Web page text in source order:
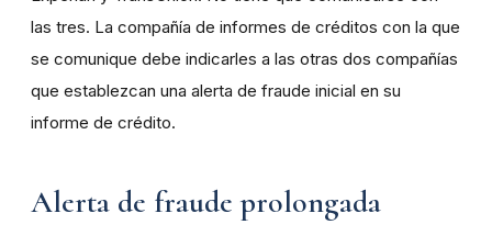
las tres. La compañía de informes de créditos con la que
se comunique debe indicarles a las otras dos compañías
que establezcan una alerta de fraude inicial en su
informe de crédito.
Alerta de fraude prolongada